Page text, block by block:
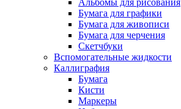
Альбомы для рисования
Бумага для графики
Бумага для живописи
Бумага для черчения
Скетчбуки
Вспомогательные жидкости
Каллиграфия
Бумага
Кисти
Маркеры